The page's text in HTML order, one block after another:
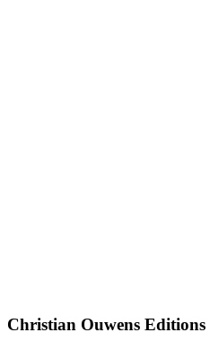
Christian Ouwens Editions